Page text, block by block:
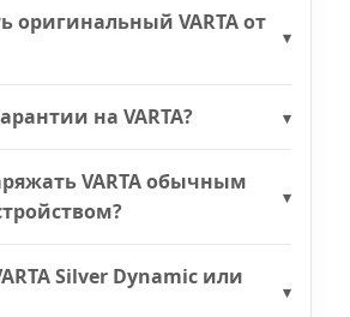
оригинальный VARTA от
на VARTA?
VARTA обычным
Silver Dynamic или